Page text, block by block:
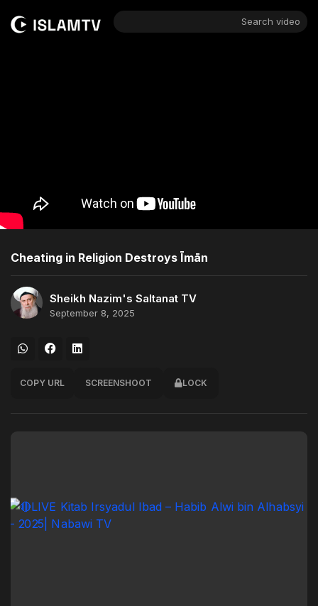
Search video
Cheating in Religion Destroys Īmān
Sheikh Nazim's Saltanat TV
September 8, 2025
COPY URL SCREENSHOOT LOCK